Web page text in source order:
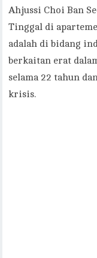
Ahjussi Choi Ban
Tinggal di
adalah di bidang
berkaitan erat
selama 22 tahun
krisis.